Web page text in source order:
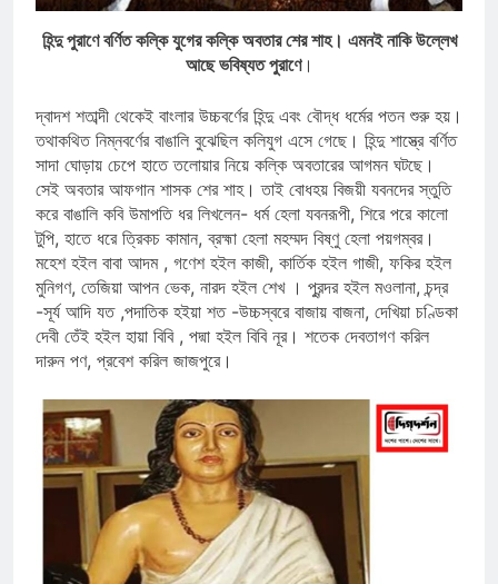
হিন্দু পুরাণে বর্ণিত কল্কি যুগের কল্কি অবতার শের শাহ। এমনই নাকি উল্লেখ
আছে ভবিষ্যত পুরাণে।
দ্বাদশ শতাব্দী থেকেই বাংলার উচ্চবর্ণের হিন্দু এবং বৌদ্ধ ধর্মের পতন শুরু হয়।
তথাকথিত নিম্নবর্ণের বাঙালি বুঝেছিল কলিযুগ এসে গেছে। হিন্দু শাস্ত্রে বর্ণিত
সাদা ঘোড়ায় চেপে হাতে তলোয়ার নিয়ে কল্কি অবতারের আগমন ঘটছে।
সেই অবতার আফগান শাসক শের শাহ। তাই বোধহয় বিজয়ী যবনদের স্তুতি
করে বাঙালি কবি উমাপতি ধর লিখলেন- ধর্ম হেলা যবনরূপী, শিরে পরে কালো
টুপি, হাতে ধরে ত্রিকচ কামান, ব্রহ্মা হেলা মহম্মদ বিষ্ণু হেলা পয়গম্বর।
মহেশ হইল বাবা আদম , গণেশ হইল কাজী, কার্তিক হইল গাজী, ফকির হইল
মুনিগণ, তেজিয়া আপন ভেক, নারদ হইল শেখ । পুরন্দর হইল মওলানা, চন্দ্র
-সূর্য আদি যত ,পদাতিক হইয়া শত -উচ্চস্বরে বাজায় বাজনা, দেখিয়া চণ্ডিকা
দেবী তেঁই হইল হায়া বিবি , পদ্মা হইল বিবি নূর। শতেক দেবতাগণ করিল
দারুন পণ, প্রবেশ করিল জাজপুরে।